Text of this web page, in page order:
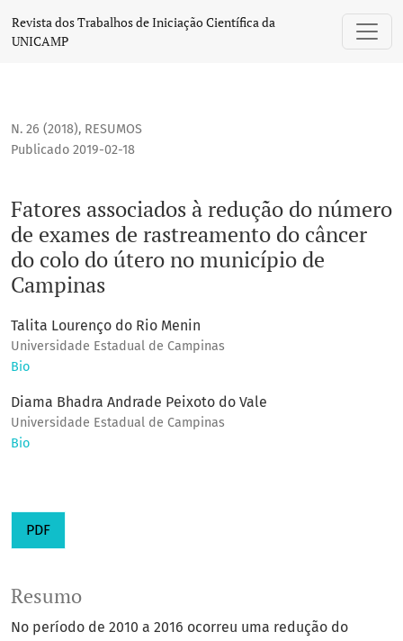
Fatores associados à redução do número de exames de
Revista dos Trabalhos de Iniciação Científica da
UNICAMP
N. 26 (2018), RESUMOS
Fatores associados à redução do número
de exames de rastreamento do câncer
do colo do útero no município de
Campinas
Publicado 2019-02-18
Talita Lourenço do Rio Menin
Universidade Estadual de Campinas
Bio
Diama Bhadra Andrade Peixoto do Vale
Universidade Estadual de Campinas
Bio
PDF
Resumo
No período de 2010 a 2016 ocorreu uma redução do